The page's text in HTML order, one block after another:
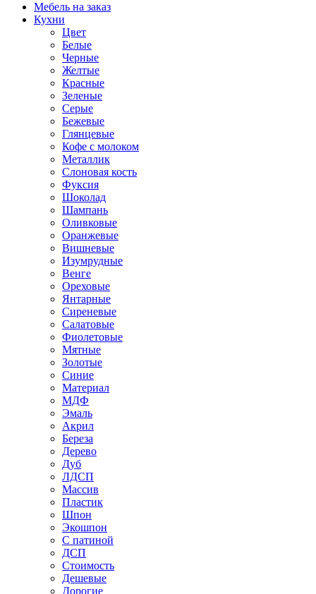
Мебель на заказ
Кухни
Цвет
Белые
Черные
Желтые
Красные
Зеленые
Серые
Бежевые
Глянцевые
Кофе с молоком
Металлик
Слоновая кость
Фуксия
Шоколад
Шампань
Оливковые
Оранжевые
Вишневые
Изумрудные
Венге
Ореховые
Янтарные
Сиреневые
Салатовые
Фиолетовые
Мятные
Золотые
Синие
Материал
МДФ
Эмаль
Акрил
Береза
Дерево
Дуб
ЛДСП
Массив
Пластик
Шпон
Экошпон
С патиной
ДСП
Стоимость
Дешевые
Дорогие